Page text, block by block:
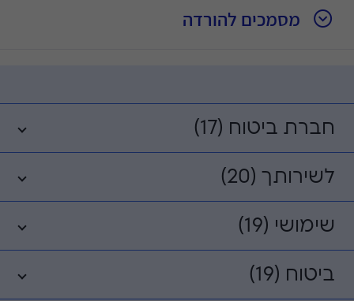
מסמכים להורדה
חברת ביטוח (17)
לשירותך (20)
שימושי (19)
ביטוח (19)